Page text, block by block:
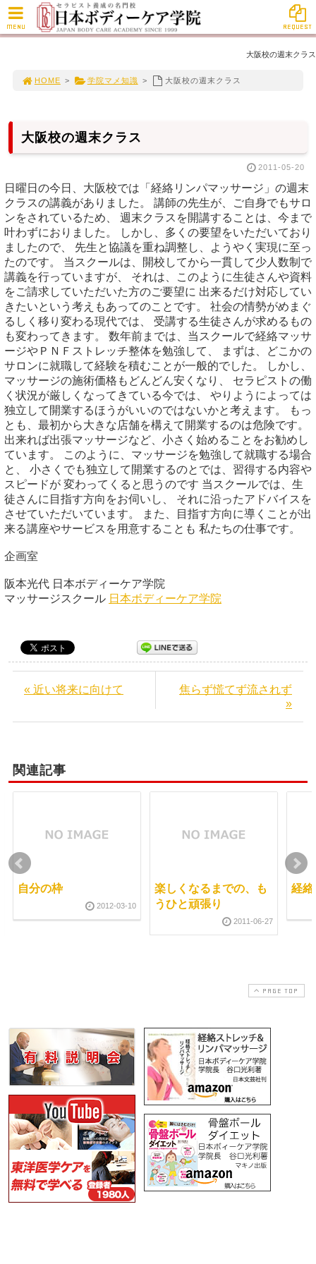
大阪校の週末クラス
HOME > 学院マメ知識 > 大阪校の週末クラス
大阪校の週末クラス
2011-05-20
日曜日の今日、大阪校では「経絡リンパマッサージ」の週末
クラスの講義がありました。 講師の先生が、ご自身でもサロ
ンをされているため、 週末クラスを開講することは、今まで
叶わずにおりました。 しかし、多くの要望をいただいており
ましたので、 先生と協議を重ね調整し、ようやく実現に至っ
たのです。 当スクールは、開校してから一貫して少人数制で
講義を行っていますが、 それは、このように生徒さんや資料
をご請求していただいた方のご要望に 出来るだけ対応してい
きたいという考えもあってのことです。 社会の情勢がめまぐ
るしく移り変わる現代では、 受講する生徒さんが求めるもの
も変わってきます。 数年前までは、当スクールで経絡マッサ
ージやＰＮＦストレッチ整体を勉強して、 まずは、どこかの
サロンに就職して経験を積むことが一般的でした。 しかし、
マッサージの施術価格もどんどん安くなり、 セラピストの働
く状況が厳しくなってきている今では、 やりようによっては
独立して開業するほうがいいのではないかと考えます。 もっ
とも、最初から大きな店舗を構えて開業するのは危険です。
出来れば出張マッサージなど、小さく始めることをお勧めし
ています。 このように、マッサージを勉強して就職する場合
と、 小さくでも独立して開業するのとでは、習得する内容や
スピードが 変わってくると思うのです 当スクールでは、生
徒さんに目指す方向をお伺いし、 それに沿ったアドバイスを
させていただいています。 また、目指す方向に導くことが出
来る講座やサービスを用意することも 私たちの仕事です。
企画室
阪本光代 日本ボディーケア学院
マッサージスクール 日本ボディーケア学院
« 近い将来に向けて
焦らず慌てず流されず
»
関連記事
自分の枠
2012-03-10
楽しくなるまでの、も
うひと頑張り
2011-06-27
経
PAGE TOP
MENU REQUEST